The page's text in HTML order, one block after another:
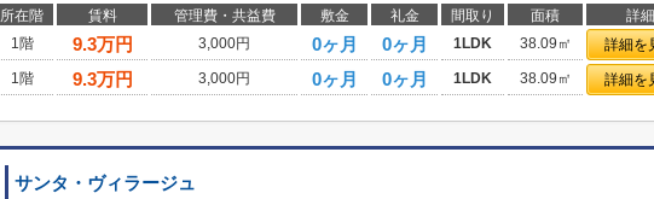
所在階 賃料 管理費・共益費 敷金 礼金 間取り 面積 詳細
1階
9.3万円 3,000円 0ヶ月 0ヶ月 1LDK 38.09㎡ 詳細を
1階
9.3万円 3,000円 0ヶ月 0ヶ月 1LDK 38.09㎡ 詳細を
サンタ・ヴィラージュ